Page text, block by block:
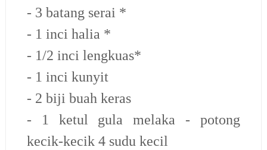
- 3 batang serai *
- 1 inci halia *
- 1/2 inci lengkuas*
- 1 inci kunyit
- 2 biji buah keras
- 1 ketul gula melaka - potong
kecik-kecik 4 sudu kecil